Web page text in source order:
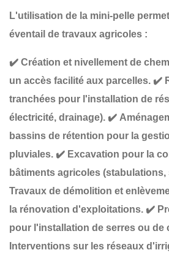
L'utilisation de la mini-pelle
éventail de travaux agricoles :
✔️ Création et nivellement de
un accès facilité aux parcelles. ✔️
tranchées pour l'installation de
électricité, drainage). ✔️
bassins de rétention pour la
pluviales. ✔️ Excavation pour la
bâtiments agricoles (stabulations,
Travaux de démolition et
la rénovation d'exploitations. ✔️
pour l'installation de serres ou de
Interventions sur les réseaux